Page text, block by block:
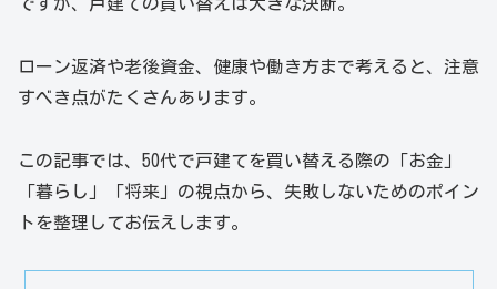
ローン返済や老後資金、健康や働き方まで考えると、注意
すべき点がたくさんあります。
この記事では、50代で戸建てを買い替える際の「お金」
「暮らし」「将来」の視点から、失敗しないためのポイン
トを整理してお伝えします。